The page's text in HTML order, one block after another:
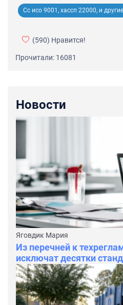
Сс исо 9001, хассп 22000, и
(590) Нравится!
Прочитали: 16081
Новости
Яговдик Мария
Из перечней к
исключат десятки